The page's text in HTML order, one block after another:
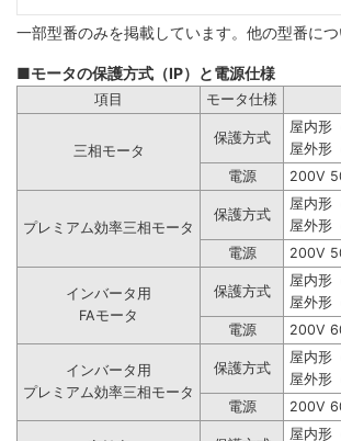
一部型番のみを掲載しています。他の型番に
■モータの保護方式（IP）と電源仕様
項目 モータ仕様
三相モータ
保護方式
屋内形
屋外形
電源
200V
プレミアム効率三相モータ
保護方式
屋内形
屋外形
電源
200V
インバータ用
FAモータ
保護方式
屋内形
屋外形
電源
200V
インバータ用
プレミアム効率三相モータ
保護方式
屋内形
屋外形
電源
200V
屋内形